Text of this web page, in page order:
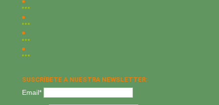
SUSCRÍBETE A NUESTRA NEWSLETTER:
Email*